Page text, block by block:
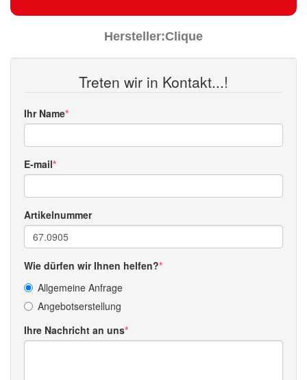
Hersteller:Clique
Treten wir in Kontakt...!
Ihr Name
E-mail
Artikelnummer
Wie dürfen wir Ihnen helfen?
Allgemeine Anfrage
Angebotserstellung
Ihre Nachricht an uns